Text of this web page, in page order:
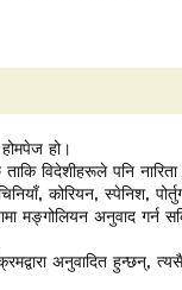
हो।
विदेशीहरूले पनि
कोरियन, स्पेनिश,
मङ्गोलियन अनुवाद गर्न
अनुवादित हुन्छन्,